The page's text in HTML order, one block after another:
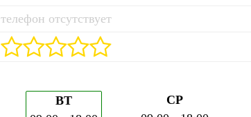
телефон отсутствует
ВТ
СР